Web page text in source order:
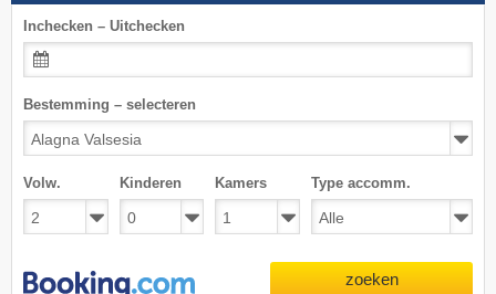
Inchecken – Uitchecken
Bestemming – selecteren
Volw. Kinderen Kamers Type accomm.
zoeken